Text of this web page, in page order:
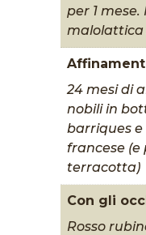
per 1
malolattica
24 mesi di
nobili in
barriques
francese
terracotta)
Con gli
Rosso